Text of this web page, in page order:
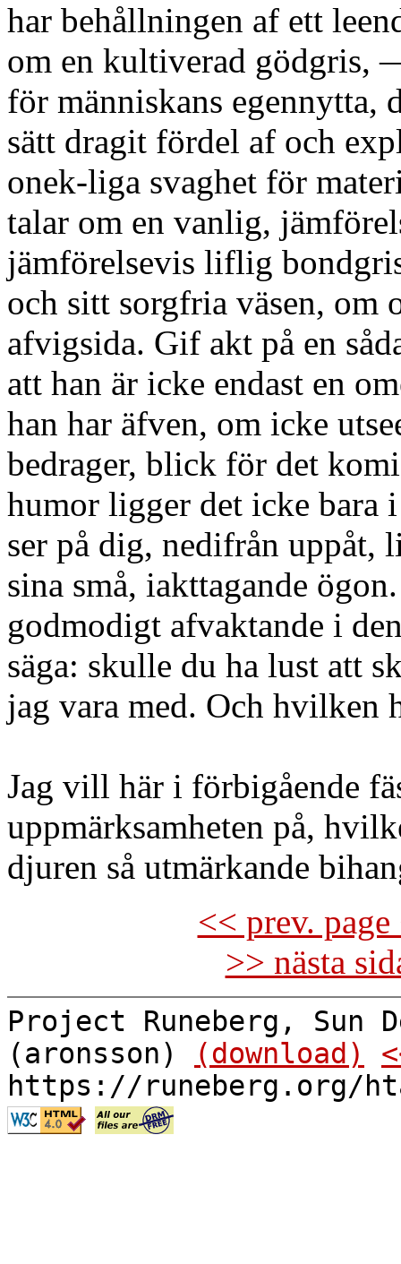
har behållningen af ett
om en kultiverad gödgris,
för människans egennytta,
sätt dragit fördel af och
onek-liga svaghet för
talar om en vanlig,
jämförelsevis liflig
och sitt sorgfria väsen, om
afvigsida. Gif akt på en
att han är icke endast en
han har äfven, om icke
bedrager, blick för det
humor ligger det icke bara
ser på dig, nedifrån uppåt,
sina små, iakttagande
godmodigt afvaktande i
säga: skulle du ha lust att
jag vara med. Och hvilken
Jag vill här i förbigående
uppmärksamheten på,
djuren så utmärkande
<< prev.
>> nästa
Project Runeberg, Sun
(aronsson)
(download)
https://runeberg.org/